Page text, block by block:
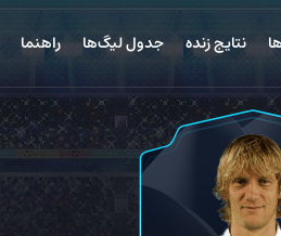
نتایج زنده جدول لیگ‌ها راهنما